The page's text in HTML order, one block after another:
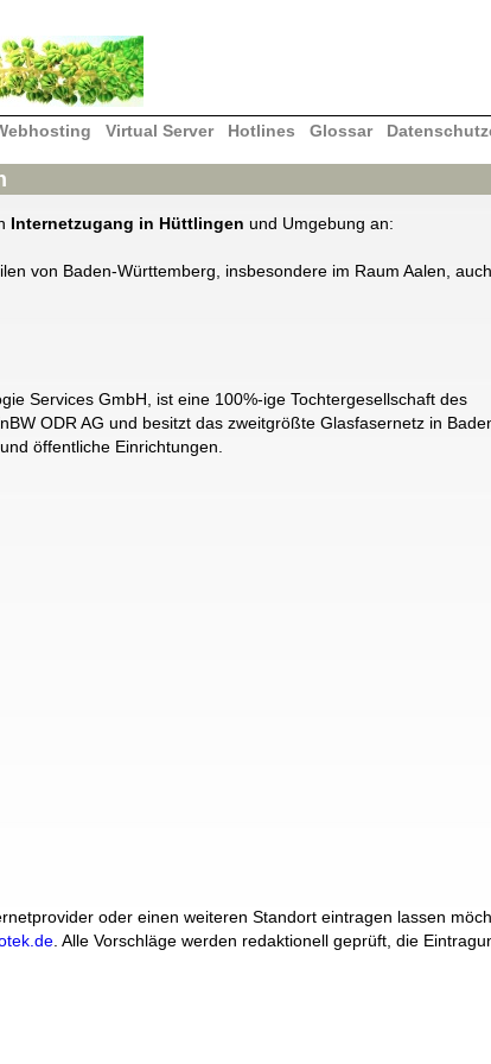
Virtual Server Hotlines Glossar
Internetzugang in Hüttlingen und Umgebung an:
von Baden-Württemberg, insbesondere im Raum Aalen,
Services GmbH, ist eine 100%-ige Tochtergesellschaft des
ODR AG und besitzt das zweitgrößte Glasfasernetz in
öffentliche Einrichtungen.
oder einen weiteren Standort eintragen lassen
. Alle Vorschläge werden redaktionell geprüft, die